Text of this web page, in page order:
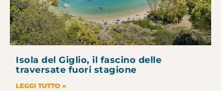
Isola del Giglio, il fascino delle
traversate fuori stagione
LEGGI TUTTO »